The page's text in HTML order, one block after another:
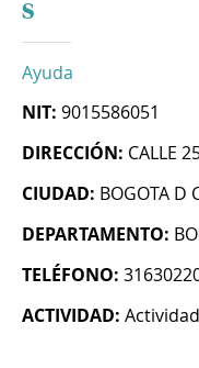
S
Ayuda
NIT: 9015586051
DIRECCIÓN: CALLE
CIUDAD: BOGOTA D
DEPARTAMENTO:
TELÉFONO:
ACTIVIDAD: